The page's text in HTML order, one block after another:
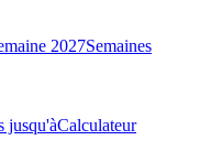
2027Semaines
jusqu'àCalculateur